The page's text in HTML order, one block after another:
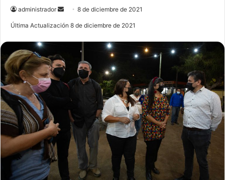
administrador
e
a
n
e
8 de diciembre de 2021
Última Actualización 8 de diciembre de 2021